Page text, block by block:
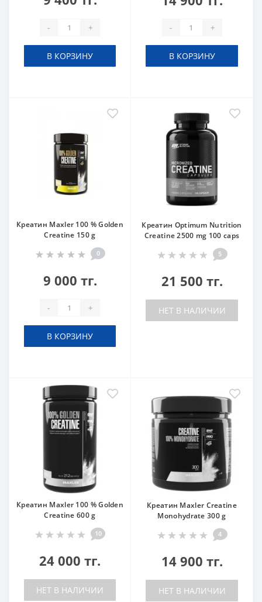
- +
В КОРЗИНУ
- +
В КОРЗИНУ
Креатин Maxler 100 % Golden
Creatine 150 g
0
9 000 тг.
- +
В КОРЗИНУ
Креатин Optimum Nutrition
Creatine 2500 mg 100 caps
5
21 500 тг.
НЕТ В НАЛИЧИИ
Креатин Maxler 100 % Golden
Creatine 600 g
10
24 000 тг.
НЕТ В НАЛИЧИИ
Креатин Maxler Creatine
Monohydrate 300 g
4
14 900 тг.
НЕТ В НАЛИЧИИ